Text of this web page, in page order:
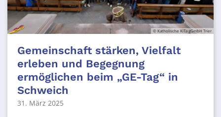
© Katholische KiTa gGmbH Trier
Gemeinschaft stärken, Vielfalt
erleben und Begegnung
ermöglichen beim „GE-Tag“ in
Schweich
31. März 2025